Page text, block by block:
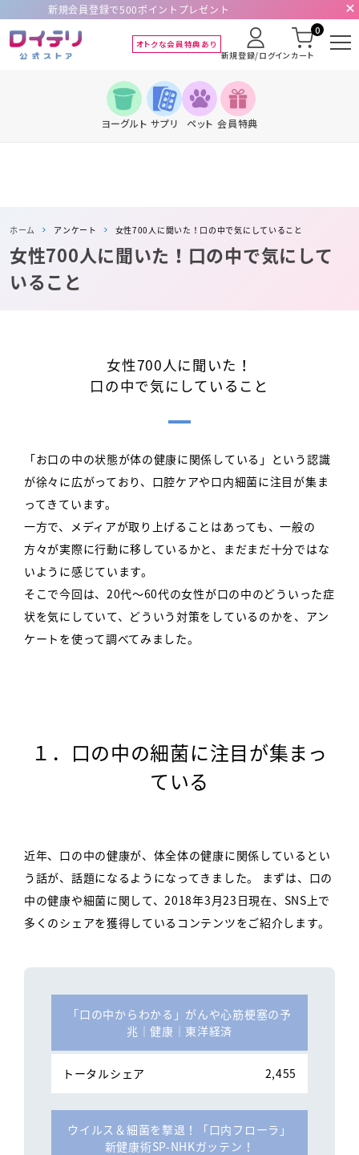
新規会員登録で500ポイントプレゼント
オトクな会員特典あり
新規登録/ログイン カート
0
ヨーグルト サプリ ペット 会員特典
ホーム アンケート 女性700人に聞いた！口の中で気にしていること
女性700人に聞いた！口の中で気にして
いること
女性700人に聞いた！
口の中で気にしていること
「お口の中の状態が体の健康に関係している」という認識
が徐々に広がっており、口腔ケアや口内細菌に注目が集ま
ってきています。
一方で、メディアが取り上げることはあっても、一般の
方々が実際に行動に移しているかと、まだまだ十分ではな
いように感じています。
そこで今回は、20代～60代の女性が口の中のどういった症
状を気にしていて、どういう対策をしているのかを、アン
ケートを使って調べてみました。
１．口の中の細菌に注目が集まっ
ている
近年、口の中の健康が、体全体の健康に関係しているとい
う話が、話題になるようになってきました。
まずは、口の
中の健康や細菌に関して、2018年3月23日現在、SNS上で
多くのシェアを獲得しているコンテンツをご紹介します。
「口の中からわかる」がんや心筋梗塞の予
兆│健康│東洋経済
2,455
ウイルス＆細菌を撃退！「口内フローラ」
新健康術SP-NHKガッテン！